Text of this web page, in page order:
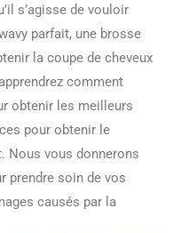
s’agisse de vouloir
parfait, une brosse
la coupe de cheveux
comment
obtenir les meilleurs
pour obtenir le
Nous vous donnerons
prendre soin de vos
causés par la